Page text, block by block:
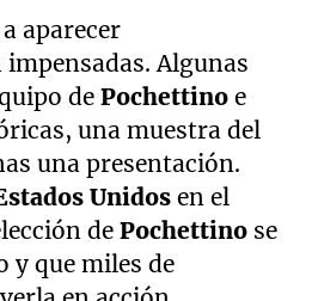
aparecer
Algunas
dePochettinoe
una muestra del
una presentación.
Unidos en el
dePochettino se
y que miles de